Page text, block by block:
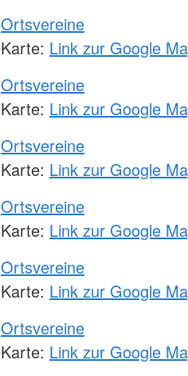
Ortsvereine
Karte: Link zur Google
Ortsvereine
Karte: Link zur Google
Ortsvereine
Karte: Link zur Google
Ortsvereine
Karte: Link zur Google
Ortsvereine
Karte: Link zur Google
Ortsvereine
Karte: Link zur Google